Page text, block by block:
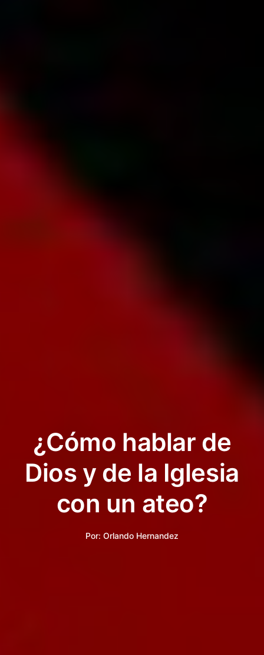
¿Cómo hablar de
Dios y de la Iglesia
con un ateo?
Por: Orlando Hernandez